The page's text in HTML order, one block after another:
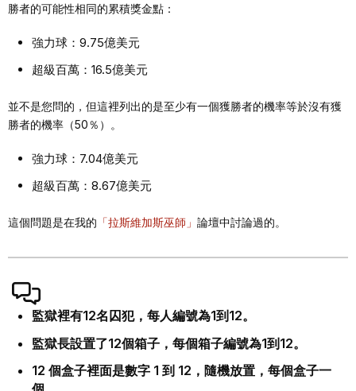
勝者的可能性相同的累積獎金點：
強力球：9.75億美元
超級百萬：16.5億美元
並不是您問的，但這裡列出的是至少有一個獲勝者的機率等於沒有獲
勝者的機率（50％）。
強力球：7.04億美元
超級百萬：8.67億美元
這個問題是在我的 「拉斯維加斯巫師」 論壇中討論過的。
監獄裡有12名囚犯，每人編號為1到12。
監獄長設置了12個箱子，每個箱子編號為1到12。
12 個盒子裡面是數字 1 到 12，隨機放置，每個盒子一